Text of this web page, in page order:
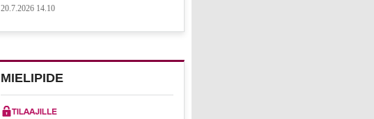
20.7.2026 14.10
MIELIPIDE